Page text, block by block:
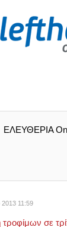
ΕΛΕΥΘΕΡΙΑ
2013 11:59
σε